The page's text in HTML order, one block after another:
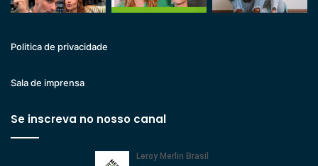
Politica de privacidade
Sala de imprensa
Se inscreva no nosso canal